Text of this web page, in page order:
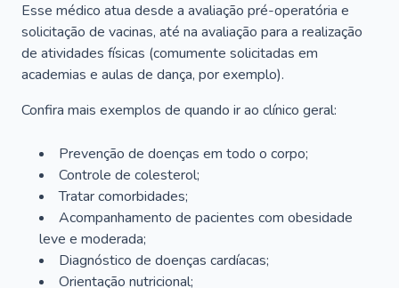
Esse médico atua desde a avaliação pré-operatória e
solicitação de vacinas, até na avaliação para a realização
de atividades físicas (comumente solicitadas em
academias e aulas de dança, por exemplo).
Confira mais exemplos de quando ir ao clínico geral:
Prevenção de doenças em todo o corpo;
Controle de colesterol;
Tratar comorbidades;
Acompanhamento de pacientes com obesidade
leve e moderada;
Diagnóstico de doenças cardíacas;
Orientação nutricional;